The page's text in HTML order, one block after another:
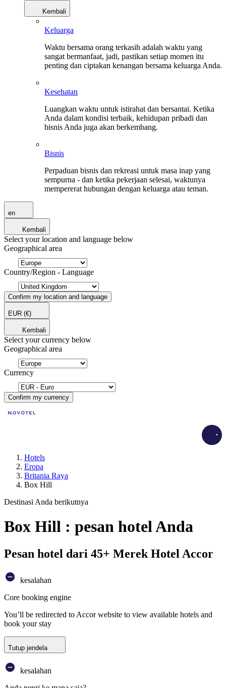
Kembali
Keluarga
Waktu bersama orang terkasih adalah waktu yang
sangat bermanfaat, jadi, pastikan setiap momen itu
penting dan ciptakan kenangan bersama keluarga Anda.
Kesehatan
Luangkan waktu untuk istirahat dan bersantai. Ketika
Anda dalam kondisi terbaik, kehidupan pribadi dan
bisnis Anda juga akan berkembang.
Bisnis
Perpaduan bisnis dan rekreasi untuk masa inap yang
sempurna - dan ketika pekerjaan selesai, waktunya
mempererat hubungan dengan keluarga atau teman.
en
Kembali
Select your location and language below
Geographical area
Country/Region - Language
Confirm my location and language
EUR (€)
Kembali
Select your currency below
Geographical area
Currency
Confirm my currency
Hotels
Eropa
Britania Raya
Box Hill
Destinasi Anda berikutnya
Box Hill : pesan hotel Anda
Pesan hotel dari 45+ Merek Hotel Accor
kesalahan
Core booking engine
You’ll be redirected to Accor website to view available hotels and
book your stay
Tutup jendela
kesalahan